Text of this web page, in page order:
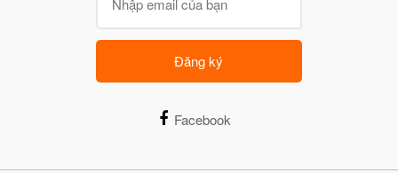
Đăng ký
Facebook